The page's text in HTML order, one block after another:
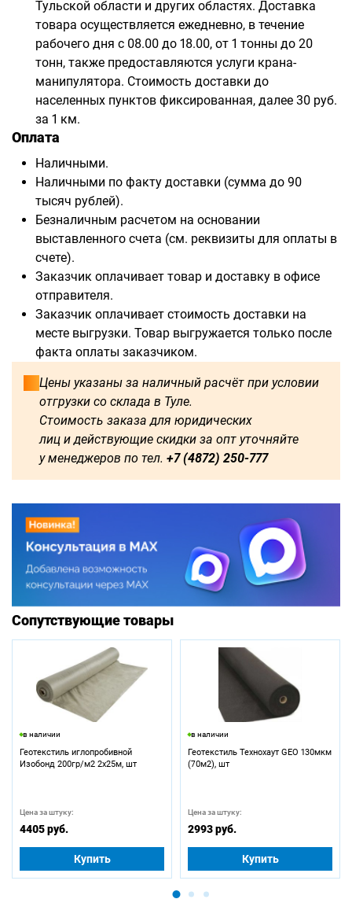
Тульской области и других областях. Доставка
товара осуществляется ежедневно, в течение
рабочего дня с 08.00 до 18.00, от 1 тонны до 20
тонн, также предоставляются услуги крана-
манипулятора. Стоимость доставки до
населенных пунктов фиксированная, далее 30 руб.
за 1 км.
Оплата
Наличными.
Наличными по факту доставки (сумма до 90
тысяч рублей).
Безналичным расчетом на основании
выставленного счета (см. реквизиты для оплаты в
счете).
Заказчик оплачивает товар и доставку в офисе
отправителя.
Заказчик оплачивает стоимость доставки на
месте выгрузки. Товар выгружается только после
факта оплаты заказчиком.
Цены указаны за наличный расчёт при условии
отгрузки со склада в Туле.
Стоимость заказа для юридических
лиц и действующие скидки за опт уточняйте
у менеджеров по тел. +7 (4872) 250-777
1750 1800 2000 2250
3000 3250
3500 3750 4000 4250
4500 4750 5000 5250
Сопутствующие товары
в наличии
Геотекстиль иглопробивной
Изобонд 200гр/м2 2х25м, шт
Цена за штуку:
4405 руб.
Купить
в наличии
Геотекстиль Технохаут GEO 130мкм
(70м2), шт
Цена за штуку:
2993 руб.
Купить